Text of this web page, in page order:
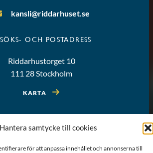
Hantera samtycke till cookies
för att anpassa innehållet och annonserna till
kansli@riddarhuset.se
OCH POSTADRESS
Riddarhustorget 10
111 28 Stockholm
KARTA